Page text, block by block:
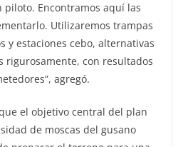
Encontramos aquí las
Utilizaremos trampas
y estaciones cebo, alternativas
rigurosamente, con resultados
agregó.
el objetivo central del plan
de moscas del gusano